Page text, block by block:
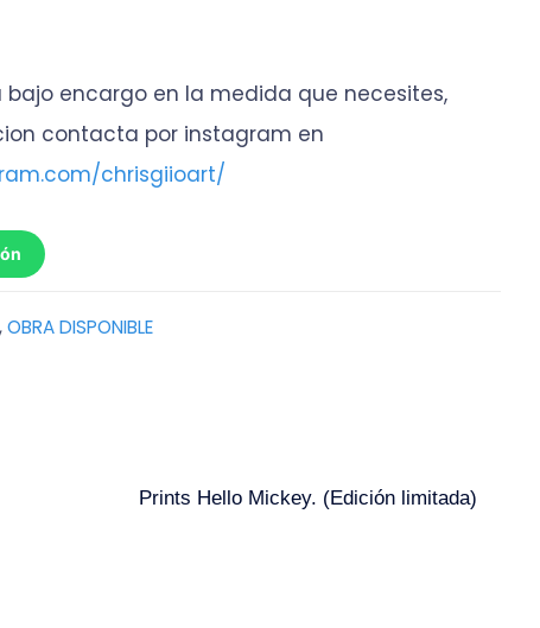
bajo encargo en la medida que necesites,
contacta por instagram en
chrisgiioart/
,OBRA DISPONIBLE
Prints Hello Mickey. (Edición limitada)